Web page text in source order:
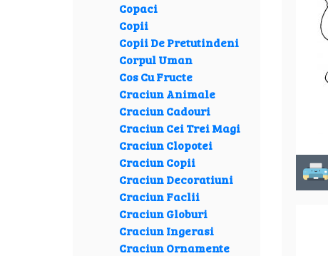
Copaci
Copii
Copii De Pretutindeni
Corpul Uman
Cos Cu Fructe
Craciun Animale
Craciun Cadouri
Craciun Cei Trei Magi
Craciun Clopotei
Craciun Copii
Craciun Decoratiuni
Craciun Faclii
Craciun Globuri
Craciun Ingerasi
Craciun Ornamente